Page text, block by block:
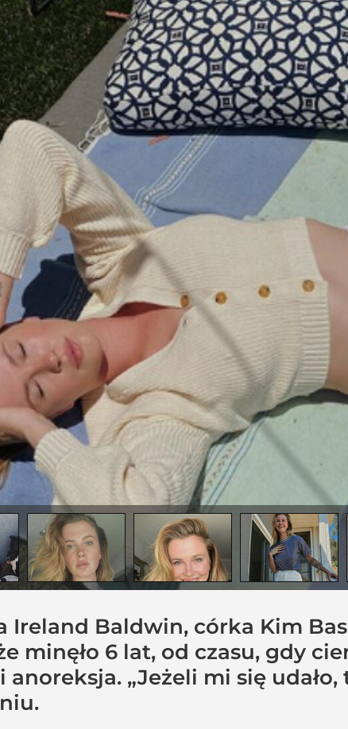
Ireland Baldwin, córka Kim
minęło 6 lat, od czasu, gdy
„Jeżeli mi się udało,